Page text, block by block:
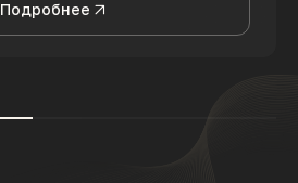
Подробнее